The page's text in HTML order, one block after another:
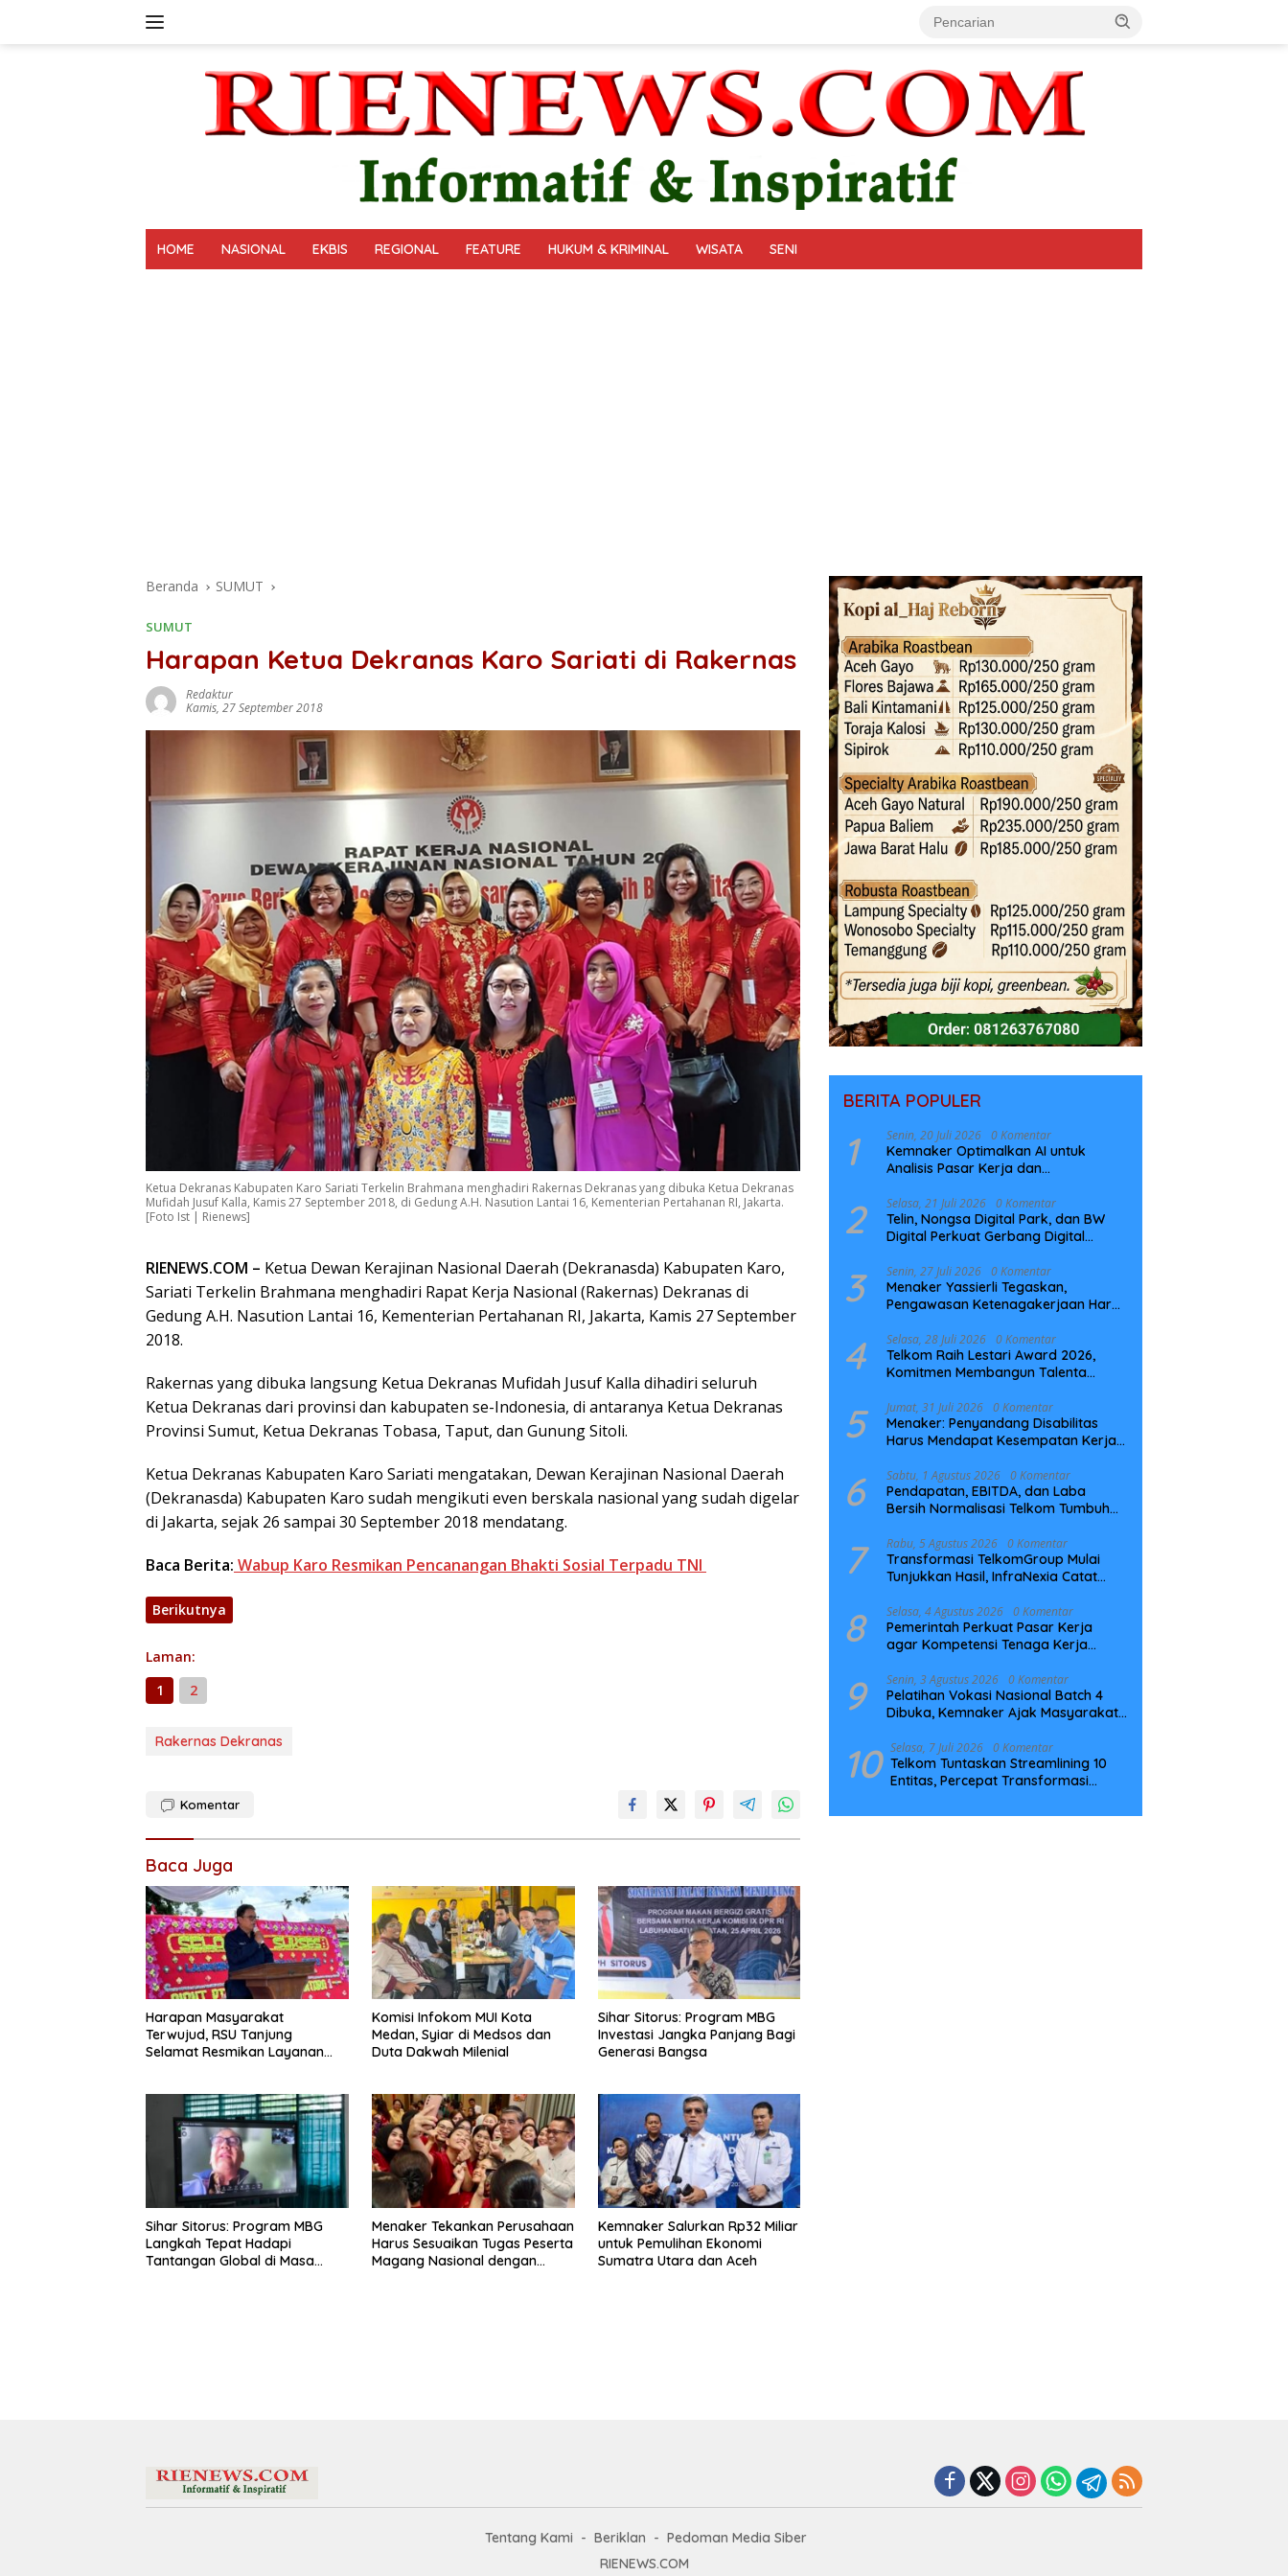
HOME NASIONAL EKBIS REGIONAL FEATURE HUKUM & KRIMINAL WISATA SENI
Beranda SUMUT
SUMUT
Harapan Ketua Dekranas Karo Sariati di Rakernas
Redaktur
Kamis, 27 September 2018
Ketua Dekranas Kabupaten Karo Sariati Terkelin Brahmana menghadiri Rakernas Dekranas yang dibuka Ketua Dekranas
Mufidah Jusuf Kalla, Kamis 27 September 2018, di Gedung A.H. Nasution Lantai 16, Kementerian Pertahanan RI, Jakarta.
[Foto Ist | Rienews]
RIENEWS.COM – Ketua Dewan Kerajinan Nasional Daerah (Dekranasda) Kabupaten Karo,
Sariati Terkelin Brahmana menghadiri Rapat Kerja Nasional (Rakernas) Dekranas di
Gedung A.H. Nasution Lantai 16, Kementerian Pertahanan RI, Jakarta, Kamis 27 September
2018.
Rakernas yang dibuka langsung Ketua Dekranas Mufidah Jusuf Kalla dihadiri seluruh
Ketua Dekranas dari provinsi dan kabupaten se-Indonesia, di antaranya Ketua Dekranas
Provinsi Sumut, Ketua Dekranas Tobasa, Taput, dan Gunung Sitoli.
Ketua Dekranas Kabupaten Karo Sariati mengatakan, Dewan Kerajinan Nasional Daerah
(Dekranasda) Kabupaten Karo sudah mengikuti even berskala nasional yang sudah digelar
di Jakarta, sejak 26 sampai 30 September 2018 mendatang.
Baca Berita: Wabup Karo Resmikan Pencanangan Bhakti Sosial Terpadu TNI
Berikutnya
Laman:
1
2
Rakernas Dekranas
Komentar
Baca Juga
Harapan Masyarakat
Terwujud, RSU Tanjung
Selamat Resmikan Layanan
Komisi Infokom MUI Kota
Medan, Syiar di Medsos dan
Duta Dakwah Milenial
Sihar Sitorus: Program MBG
Investasi Jangka Panjang Bagi
Generasi Bangsa
Sihar Sitorus: Program MBG
Langkah Tepat Hadapi
Tantangan Global di Masa
Menaker Tekankan Perusahaan
Harus Sesuaikan Tugas Peserta
Magang Nasional dengan
Kemnaker Salurkan Rp32 Miliar
untuk Pemulihan Ekonomi
Sumatra Utara dan Aceh
BERITA POPULER
1 Senin, 20 Juli 2026 0 Komentar
Kemnaker Optimalkan AI untuk
Analisis Pasar Kerja dan
2 Selasa, 21 Juli 2026 0 Komentar
Telin, Nongsa Digital Park, dan BW
Digital Perkuat Gerbang Digital
NCC
3 Senin, 27 Juli 2026 0 Komentar
Menaker Yassierli Tegaskan,
Pengawasan Ketenagakerjaan Harus
4 Selasa, 28 Juli 2026 0 Komentar
Telkom Raih Lestari Award 2026,
Komitmen Membangun Talenta
5 Jumat, 31 Juli 2026 0 Komentar
Menaker: Penyandang Disabilitas
Harus Mendapat Kesempatan Kerja
6 Sabtu, 1 Agustus 2026 0 Komentar
Pendapatan, EBITDA, dan Laba
Bersih Normalisasi Telkom Tumbuh
7 Rabu, 5 Agustus 2026 0 Komentar
Transformasi TelkomGroup Mulai
Tunjukkan Hasil, InfraNexia Catat
Digital Nasional
8 Selasa, 4 Agustus 2026 0 Komentar
Pemerintah Perkuat Pasar Kerja
agar Kompetensi Tenaga Kerja
9 Senin, 3 Agustus 2026 0 Komentar
Pelatihan Vokasi Nasional Batch 4
Dibuka, Kemnaker Ajak Masyarakat
10 Selasa, 7 Juli 2026 0 Komentar
Telkom Tuntaskan Streamlining 10
Entitas, Percepat Transformasi
Tentang Kami Beriklan
Pedoman Media Siber
RIENEWS.COM